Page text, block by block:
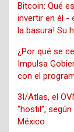
Bitcoin: Qué
invertir en él -
la basura! Su
¿Por qué se
Impulsa
con el
3I/Atlas, el
“hostil”,
México